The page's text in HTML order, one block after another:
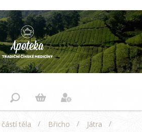
těla / Břicho / Játra
/